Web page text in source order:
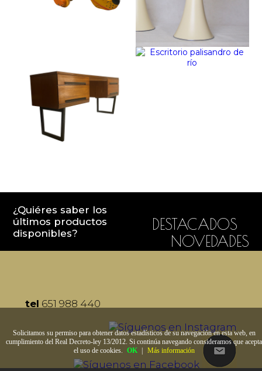
¿Quiéres saber los
últimos productos
disponibles?
DESTACADOS
NOVEDADES
tel 651 988 440
Solicitamos su permiso para obtener datos estadísticos de su navegación en esta web, en
cumplimiento del Real Decreto-ley 13/2012. Si continúa navegando consideramos que acepta
el uso de cookies. OK Más información